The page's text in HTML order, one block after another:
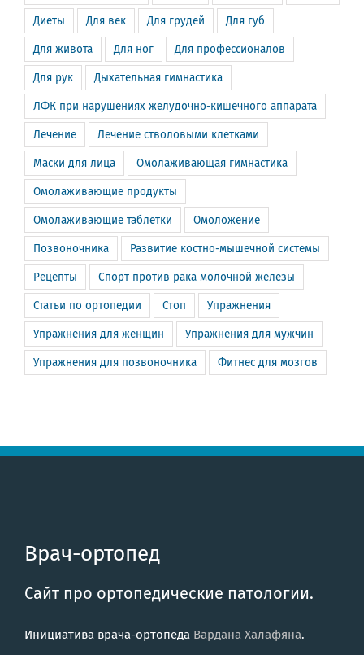
Диеты Для век Для грудей Для губ
Для живота Для ног Для профессионалов
Для рук Дыхательная гимнастика
ЛФК при нарушениях желудочно-кишечного аппарата
Лечение Лечение стволовыми клетками
Маски для лица Омолаживающая гимнастика
Омолаживающие продукты
Омолаживающие таблетки Омоложение
Позвоночника Развитие костно-мышечной системы
Рецепты Спорт против рака молочной железы
Статьи по ортопедии Стоп Упражнения
Упражнения для женщин Упражнения для мужчин
Упражнения для позвоночника Фитнес для мозгов
Врач-ортопед
Сайт про ортопедические патологии.
Инициатива врача-ортопеда Вардана Халафяна.